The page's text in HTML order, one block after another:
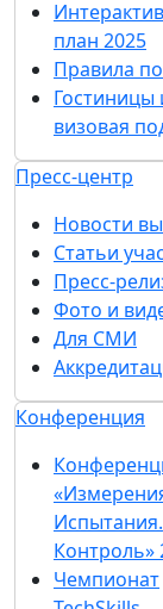
план 2025
Правила
Гостиницы
визовая
Пресс-центр
Новости
Статьи
Пресс-
Фото и
Для СМИ
Конференция
Испытания.
Контроль»
Чемпионат